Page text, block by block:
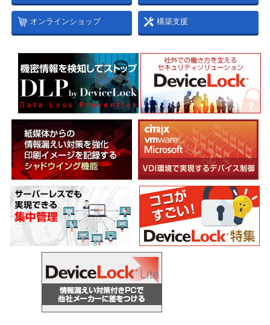
オンラインショップ 構築支援